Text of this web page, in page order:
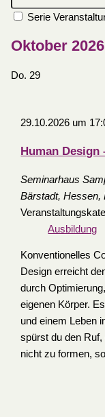
Serie
Oktober 2026
Do. 29
29.10.2026 um
Human Design
Seminarhaus
Bärstadt, Hessen,
Ausbildung
Konventionelles
Design erreicht
durch
eigenen Körper.
und einem Leben
spürst du den
nicht zu formen,